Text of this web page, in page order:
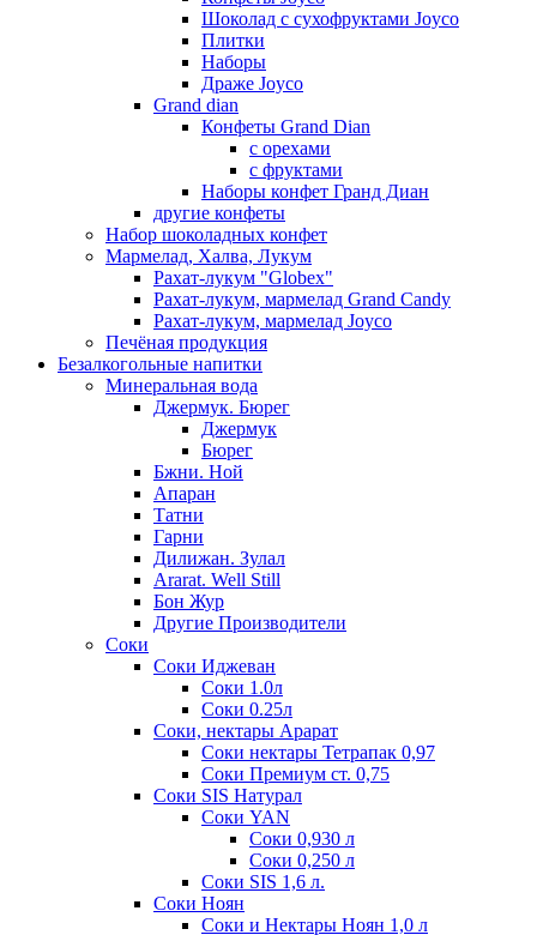
Шоколад с сухофруктами Joyco
Плитки
Наборы
Драже Joyco
Grand dian
Конфеты Grand Dian
с орехами
с фруктами
Наборы конфет Гранд Диан
другие конфеты
Набор шоколадных конфет
Мармелад, Халва, Лукум
Рахат-лукум "Globex"
Рахат-лукум, мармелад Grand Candy
Рахат-лукум, мармелад Joyco
Печёная продукция
Безалкогольные напитки
Минеральная вода
Джермук. Бюрег
Джермук
Бюрег
Бжни. Ной
Апаран
Татни
Гарни
Дилижан. Зулал
Ararat. Well Still
Бон Жур
Другие Производители
Соки
Соки Иджеван
Соки 1.0л
Соки 0.25л
Соки, нектары Арарат
Соки нектары Тетрапак 0,97
Соки Премиум ст. 0,75
Соки SIS Натурал
Соки YAN
Соки 0,930 л
Соки 0,250 л
Соки SIS 1,6 л.
Соки Ноян
Соки и Нектары Ноян 1,0 л